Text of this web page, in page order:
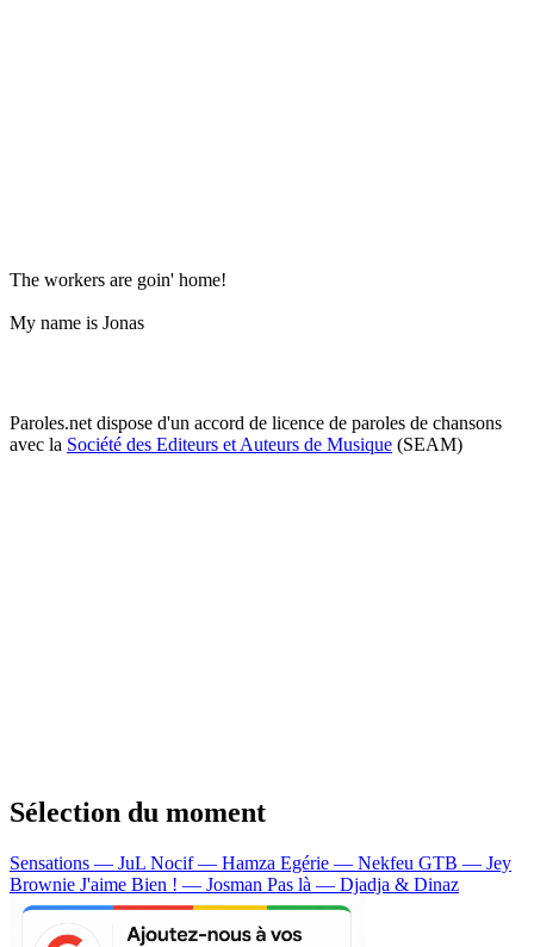
The workers are goin' home!
My name is Jonas
Paroles.net dispose d'un accord de licence de paroles de chansons
avec la Société des Editeurs et Auteurs de Musique (SEAM)
Sélection du moment
Sensations — JuL Nocif — Hamza Egérie — Nekfeu GTB — Jey
Brownie J'aime Bien ! — Josman Pas là — Djadja & Dinaz